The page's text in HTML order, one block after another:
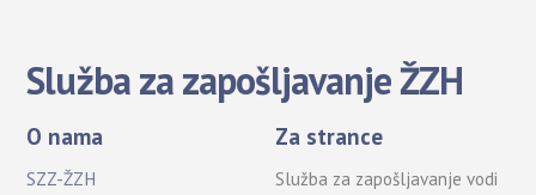
Služba za zapošljavanje ŽZH
O nama
SZZ-ŽZH
Za strance
Služba za zapošljavanje vodi